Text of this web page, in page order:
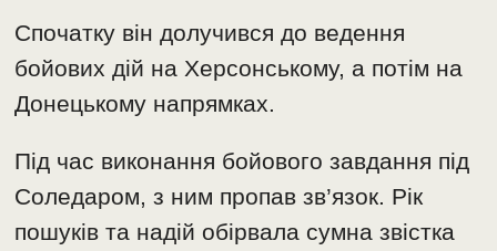
Спочатку він долучився до ведення
бойових дій на Херсонському, а потім на
Донецькому напрямках.
Під час виконання бойового завдання під
Соледаром, з ним пропав зв’язок. Рік
пошуків та надій обірвала сумна звістка